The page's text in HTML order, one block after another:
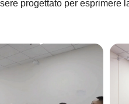
progettato per esprimere